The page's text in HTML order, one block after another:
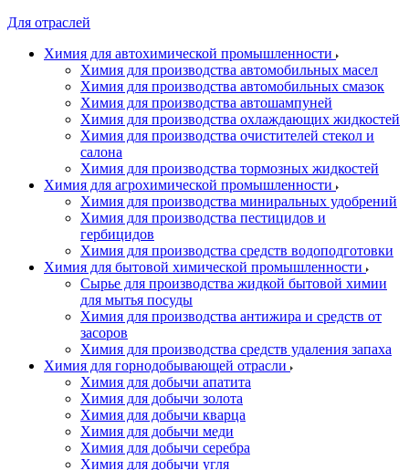
Для отраслей
Химия для автохимической промышленности
Химия для производства автомобильных масел
Химия для производства автомобильных смазок
Химия для производства автошампуней
Химия для производства охлаждающих жидкостей
Химия для производства очистителей стекол и
салона
Химия для производства тормозных жидкостей
Химия для агрохимической промышленности
Химия для производства миниральных удобрений
Химия для производства пестицидов и
гербицидов
Химия для производства средств водоподготовки
Химия для бытовой химической промышленности
Сырье для производства жидкой бытовой химии
для мытья посуды
Химия для производства антижира и средств от
засоров
Химия для производства средств удаления запаха
Химия для горнодобывающей отрасли
Химия для добычи апатита
Химия для добычи золота
Химия для добычи кварца
Химия для добычи меди
Химия для добычи серебра
Химия для добычи угля